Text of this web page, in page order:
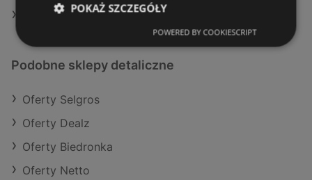
Sklepy Żabka w Międzyzdroje
Podobne sklepy detaliczne
Oferty Selgros
Oferty Dealz
Oferty Biedronka
Oferty Netto
POKAŻ SZCZEGÓŁY
POWERED BY COOKIESCRIPT